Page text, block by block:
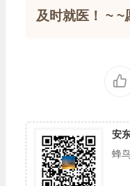
及时就医！ ~ ~
安
蜂